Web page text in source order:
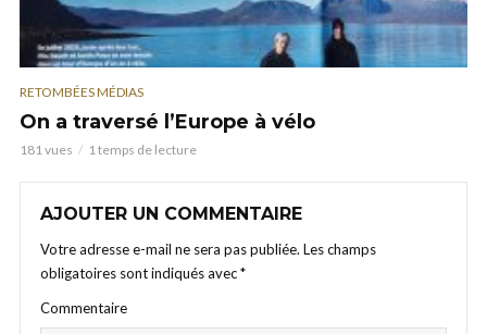
RETOMBÉES MÉDIAS
On a traversé l’Europe à vélo
181 vues 1 temps de lecture
AJOUTER UN COMMENTAIRE
Votre adresse e-mail ne sera pas publiée. Les champs
obligatoires sont indiqués avec*
Commentaire